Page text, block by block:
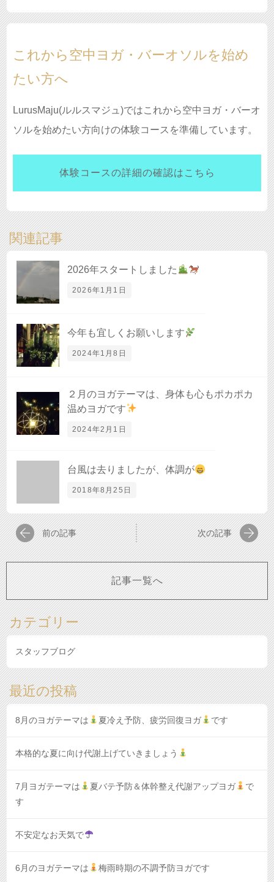
これから空中ヨガ・バーオソルを始め
たい方へ
LurusMaju(ルルスマジュ)ではこれから空中ヨガ・バーオ
ソルを始めたい方向けの体験コースを準備しています。
体験コースの詳細の確認はこちら
関連記事
2026年スタートしました
2026年1月1日
今年も宜しくお願いします
2024年1月8日
２月のヨガテーマは、身体も心もポカポカ
温めヨガです
2024年2月1日
台風は去りましたが、体調が
2018年8月25日
前の記事 次の記事
記事一覧へ
カテゴリー
スタッフブログ
最近の投稿
8月のヨガテーマは 夏冷え予防、疲労回復ヨガ です
本格的な夏に向け代謝上げていきましょう
7月ヨガテーマは 夏バテ予防＆体幹整え代謝アップヨガ
で
す
不安定なお天気で
6月のヨガテーマは 梅雨時期の不調予防ヨガです